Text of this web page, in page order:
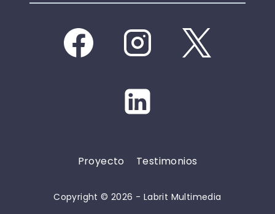
Proyecto Testimonios
Copyright © 2026 - Labrit Multimedia